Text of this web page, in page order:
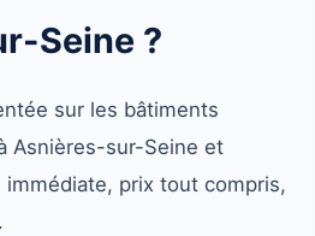
Seine ?
sur les bâtiments
Asnières-sur-Seine et
immédiate, prix tout compris,